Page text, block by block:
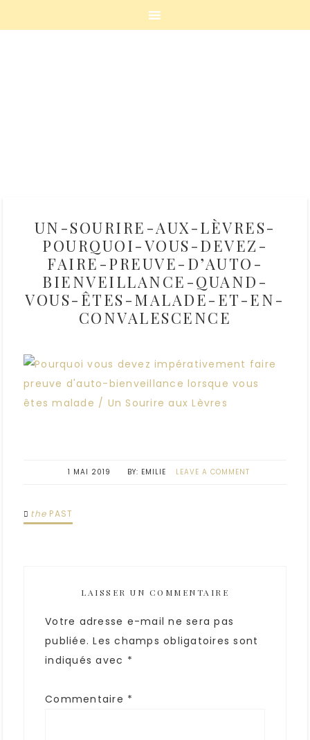
UN-SOURIRE-AUX-LÈVRES-
POURQUOI-VOUS-DEVEZ-
FAIRE-PREUVE-D’AUTO-
BIENVEILLANCE-QUAND-
VOUS-ÊTES-MALADE-ET-EN-
CONVALESCENCE
1 MAI 2019 EMILIE LEAVE A COMMENT
the PAST
LAISSER UN COMMENTAIRE
Votre adresse e-mail ne sera pas
publiée. Les champs obligatoires sont
indiqués avec *
Commentaire *